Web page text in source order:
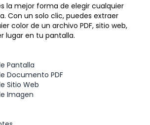
la mejor forma de elegir cualquier
Con un solo clic, puedes extraer
color de un archivo PDF, sitio web,
lugar en tu pantalla.
Pantalla
Documento PDF
Sitio Web
Imagen